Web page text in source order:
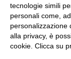
E-mail:
Informazioni :
PEC:
tecnologie simili
personali come,
personalizzazione
alla privacy, è
cookie. Clicca su